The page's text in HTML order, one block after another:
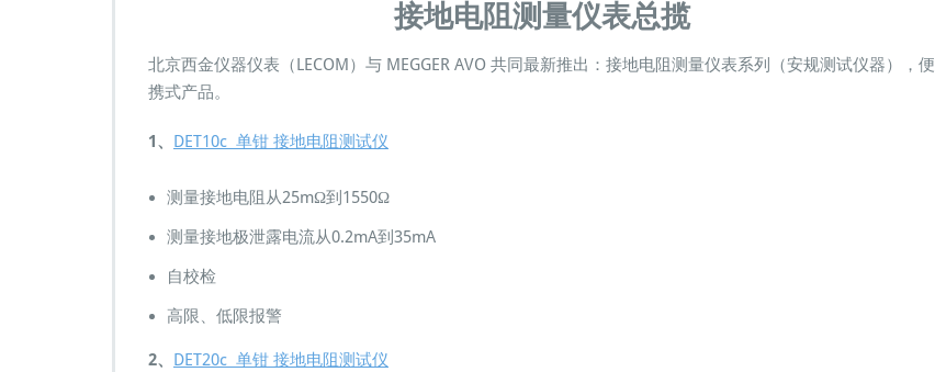
r
接
阻
试
仪
测
量
表
接地电阻测量仪表总揽
北京西金仪器仪表（LECOM）与 MEGGER AVO 共同最新推出：接地电阻测量仪表系列（安规测试仪器），便
携式产品。
1、 DET10c 单钳 接地电阻测试仪
测量接地电阻从25mΩ到1550Ω
测量接地极泄露电流从0.2mA到35mA
自校检
高限、低限报警
2、 DET20c 单钳 接地电阻测试仪